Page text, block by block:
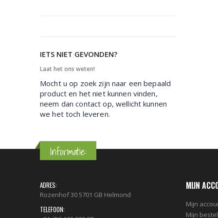
IETS NIET GEVONDEN?
Laat het ons weten!
Mocht u op zoek zijn naar een bepaald
product en het niet kunnen vinden,
neem dan contact op, wellicht kunnen
we het toch leveren.
Informatie:
ADRES:
Rozenhof 30 5701 GB Helmond
TELEFOON:
MIJN
Mijn
Mijn